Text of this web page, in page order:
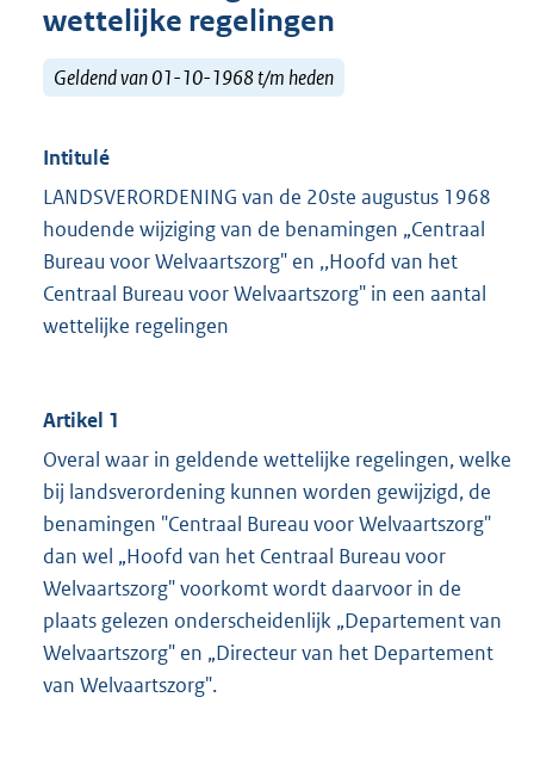
wettelijke regelingen
Geldend van 01-10-1968 t/m heden
Intitulé
LANDSVERORDENING van de 20ste augustus 1968
houdende wijziging van de benamingen „Centraal
Bureau voor Welvaartszorg" en ,,Hoofd van het
Centraal Bureau voor Welvaartszorg" in een aantal
wettelijke regelingen
Artikel 1
Overal waar in geldende wettelijke regelingen, welke
bij landsverordening kunnen worden gewijzigd, de
benamingen "Centraal Bureau voor Welvaartszorg"
dan wel „Hoofd van het Centraal Bureau voor
Welvaartszorg" voorkomt wordt daarvoor in de
plaats gelezen onderscheidenlijk „Departement van
Welvaartszorg" en „Directeur van het Departement
van Welvaartszorg".